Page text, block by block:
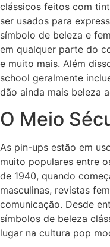
clássicos feitos com
ser usados para
símbolo de beleza e
em qualquer parte do
e muito mais. Além
school geralmente
dão ainda mais beleza
O Meio
As pin-ups estão em
muito populares entre
de 1940, quando
masculinas, revistas
comunicação. Desde
símbolos de beleza
lugar na cultura pop